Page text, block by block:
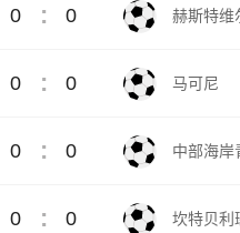
0 : 0 赫斯特维
0 : 0 马可尼
0 : 0 中部海岸
0 : 0 坎特贝利